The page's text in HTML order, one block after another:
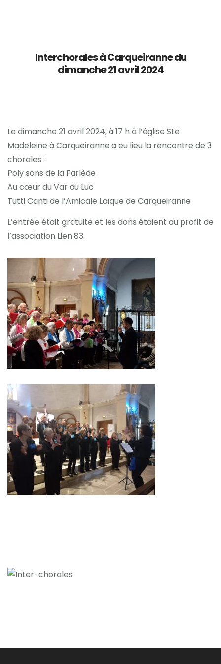
Contact et localisation
Interchorales à Carqueiranne du
dimanche 21 avril 2024
Le dimanche 21 avril 2024, à 17 h à l’église Ste
Madeleine à Carqueiranne a eu lieu la rencontre de 3
chorales :
Poly sons de la Farlède
Au cœur du Var du Luc
Tutti Canti de l’Amicale Laïque de Carqueiranne
L’entrée était gratuite et les dons étaient au profit de
l’association Lien 83.